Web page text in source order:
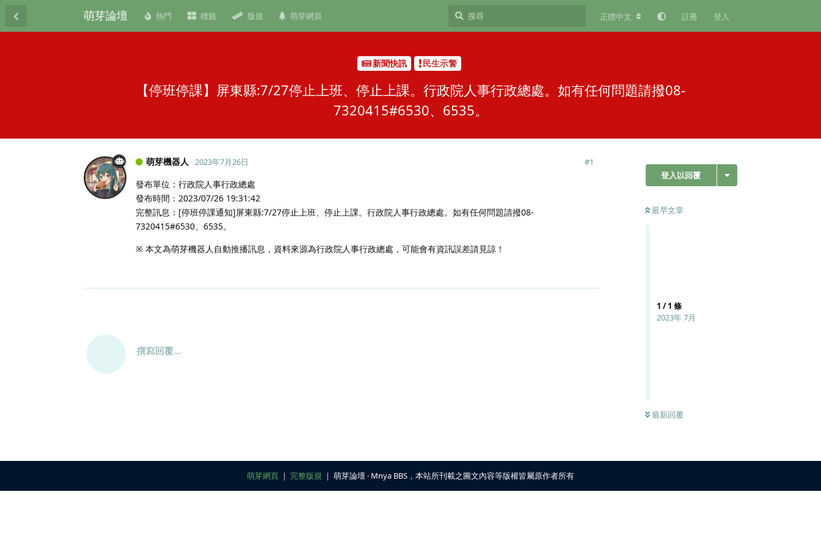
萌芽論壇 熱門 標籤 版規 萌芽網頁 正體中文 註冊 登入
新聞快訊 民生示警
【停班停課】屏東縣:7/27停止上班、停止上課。行政院人事行政總處。如有任何問題請撥08-
7320415#6530、6535。
登入以回覆
最早文章
1 /1 條
2023年 7月
最新回覆
萌芽機器人 2023年7月26日 #1
發布單位：行政院人事行政總處
發布時間：2023/07/26 19:31:42
完整訊息：[停班停課通知]屏東縣:7/27停止上班、停止上課。行政院人事行政總處。如有任何問題請撥08-
7320415#6530、6535。
※ 本文為萌芽機器人自動推播訊息，資料來源為行政院人事行政總處，可能會有資訊誤差請見諒！
撰寫回覆...
萌芽網頁 ｜ 完整版規 ｜ 萌芽論壇 ‧ Mnya BBS，本站所刊載之圖文內容等版權皆屬原作者所有